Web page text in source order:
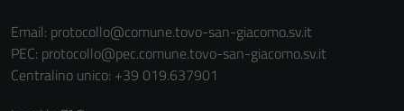
Email: protocollo@comune.tovo-san-giacomo.sv.it
PEC: protocollo@pec.comune.tovo-san-giacomo.sv.it
Centralino unico: +39 019.637901
del sito e non
possono
essere